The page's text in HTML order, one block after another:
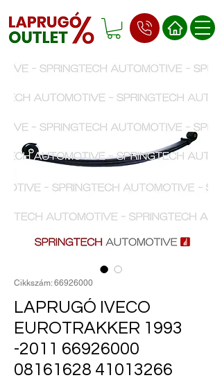
Cikkszám: 66926000
LAPRUGÓ IVECO
EUROTRAKKER 1993
-2011 66926000
08161628 41013266